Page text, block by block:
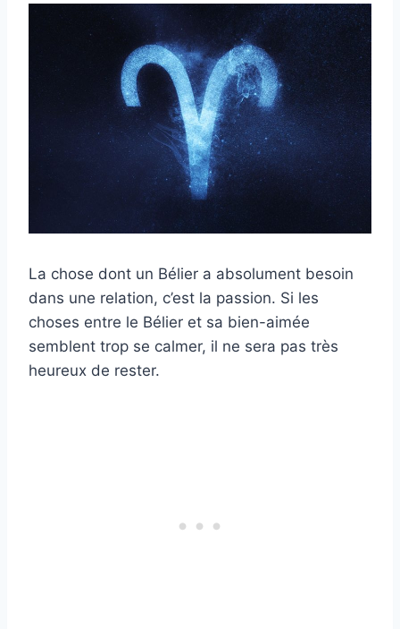
La chose dont un Bélier a absolument besoin
dans une relation, c’est la passion. Si les
choses entre le Bélier et sa bien-aimée
semblent trop se calmer, il ne sera pas très
heureux de rester.